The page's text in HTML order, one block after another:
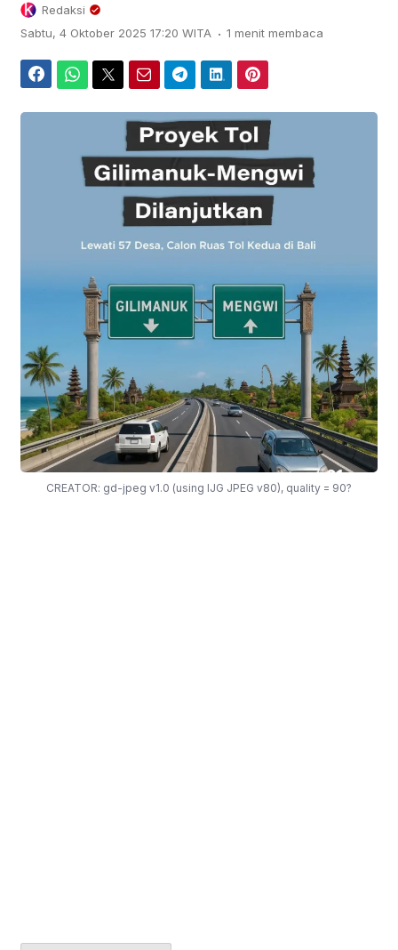
Redaksi
Sabtu, 4 Oktober 2025 17:20 WITA . 1 menit membaca
CREATOR: gd-jpeg v1.0 (using IJG JPEG v80), quality = 90?